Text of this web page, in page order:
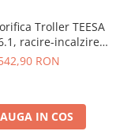
Troller TEESA
racire-incalzire
bricheta auto
RON
IN COS